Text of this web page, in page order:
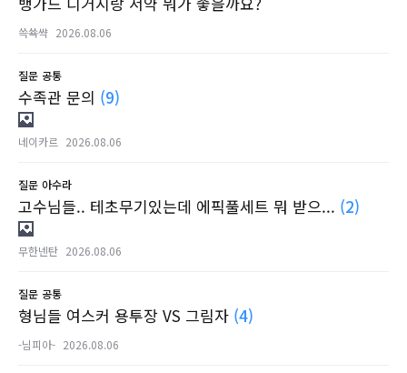
쓱쑉쌱 2026.08.06
질문 공통
수족관 문의 (9)
네이카르 2026.08.06
질문 아수라
고수님들.. 테초무기있는데 에픽풀세트 뭐 받으... (2)
무한넨탄 2026.08.06
질문 공통
형님들 여스커 용투장 VS 그림자 (4)
-님피아- 2026.08.06